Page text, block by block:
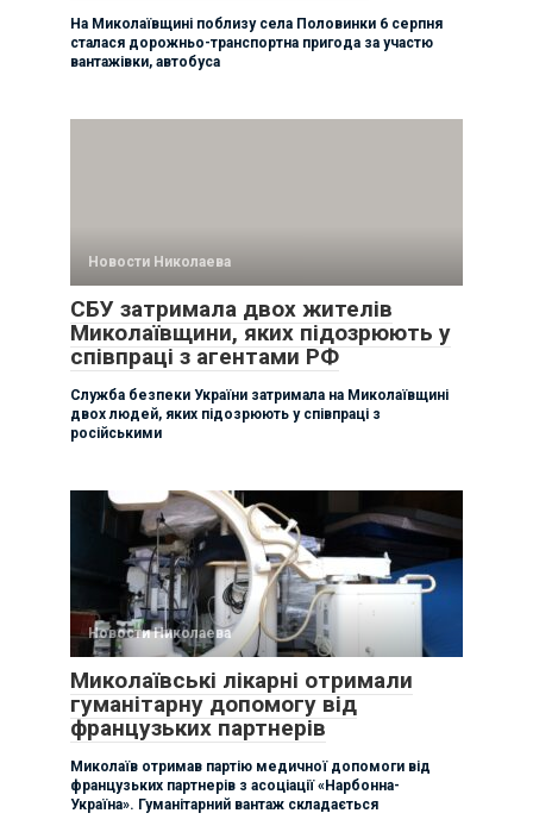
На Миколаївщині поблизу села Половинки 6 серпня
сталася дорожньо-транспортна пригода за участю
вантажівки, автобуса
Новости Николаева
СБУ затримала двох жителів
Миколаївщини, яких підозрюють у
співпраці з агентами РФ
Служба безпеки України затримала на Миколаївщині
двох людей, яких підозрюють у співпраці з
російськими
Новости Николаева
Миколаївські лікарні отримали
гуманітарну допомогу від
французьких партнерів
Миколаїв отримав партію медичної допомоги від
французьких партнерів з асоціації «Нарбонна-
Україна». Гуманітарний вантаж складається